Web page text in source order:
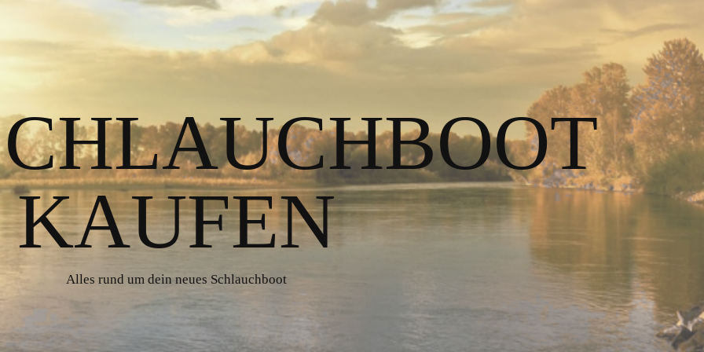
KAUFEN
Alles rund um dein neues Schlauchboot